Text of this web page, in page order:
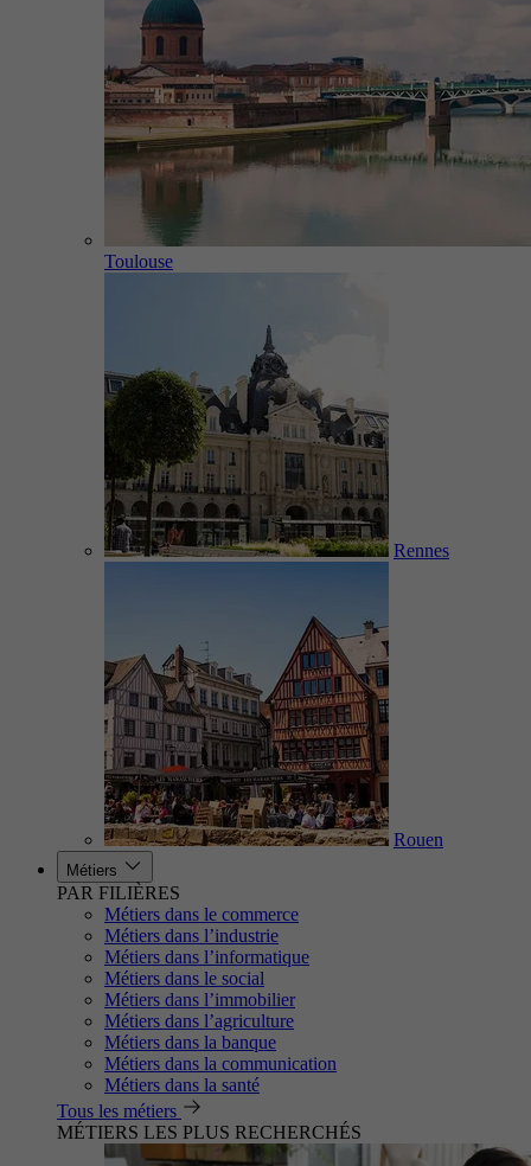
Toulouse
Rennes
Rouen
Métiers
PAR FILIÈRES
Métiers dans le commerce
Métiers dans l’industrie
Métiers dans l’informatique
Métiers dans le social
Métiers dans l’immobilier
Métiers dans l’agriculture
Métiers dans la banque
Métiers dans la communication
Métiers dans la santé
Tous les métiers
MÉTIERS LES PLUS RECHERCHÉS